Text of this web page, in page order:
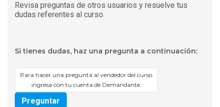
Revisa preguntas de otros usuarios y resuelve tus
dudas referentes al curso.
Si tienes dudas, haz una pregunta a continuación:
Para hacer una pregunta al vendedor del curso
ingresa con tu cuenta de Demandante.
Preguntar